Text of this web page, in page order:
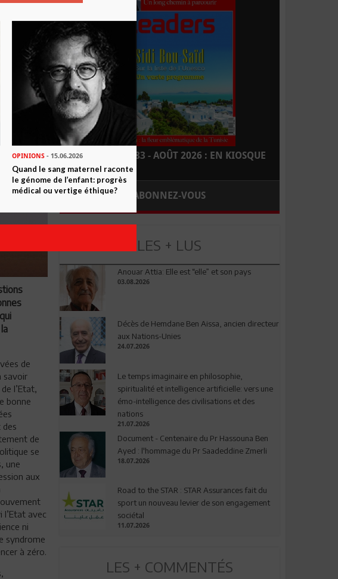
de
savoir
l’Etat,
bonne
des
de
se
une
aux
l’Etat avec
ni
syndrome
à zéro.
LEADERS N° 183 - AOÛT 2026 : EN KIOSQUE
ABONNEZ-VOUS
LES + LUS
Anouar Attia: Elle est “elle” et son pays
03.08.2026
Décès de Hemdane Ben Aissa, ancien directeur
aux Nations-Unies
24.07.2026
Le temps imaginaire en philosophie,
spiritualité et intelligence artificielle: vers une
émo-intelligence des civilisations et des
nations
21.07.2026
Document - Centenaire du Pr Hassouna Ben
Ayed : l'hommage du Pr Saadeddine Zmerli
18.07.2026
Road to the STAR : STAR Assurances fait du
sport un nouveau levier de son engagement
sociétal
11.07.2026
LES + COMMENTÉS
OPINIONS- 15.06.2026
Quand le sang maternel raconte
le génome de l’enfant: progrès
médical ou vertige éthique?